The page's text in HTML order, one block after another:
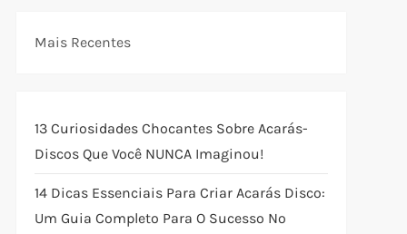
Mais Recentes
13 Curiosidades Chocantes Sobre Acarás-
Discos Que Você NUNCA Imaginou!
14 Dicas Essenciais Para Criar Acarás Disco:
Um Guia Completo Para O Sucesso No